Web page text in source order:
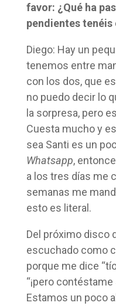
favor: ¿Qué ha
pendientes tenéis
Diego: Hay un
tenemos entre
con los dos, que
no puedo decir lo
la sorpresa, pero
Cuesta mucho y
sea Santi es un
Whatsapp,
a los tres días me
semanas me
esto es literal.
Del próximo disco
escuchado como
porque me dice
“¡pero contéstame
Estamos un poco